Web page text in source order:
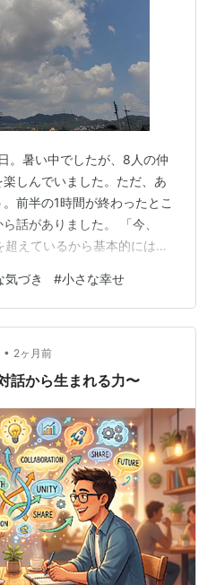
。暑い中でしたが、8人の仲
しんでいました。ただ、あ
前半の1時間が終わったとこ
話がありました。 「今、
えているから基本的には屋
うな声かけは初めて。仲間
し合った結果休憩をとりなが
。（翌日が試合なので練習
もあり） 休憩しながらでも
1つの大きな気づきを得まし
気づき #小さな幸せ
• 2ヶ月前
話から生まれる力〜